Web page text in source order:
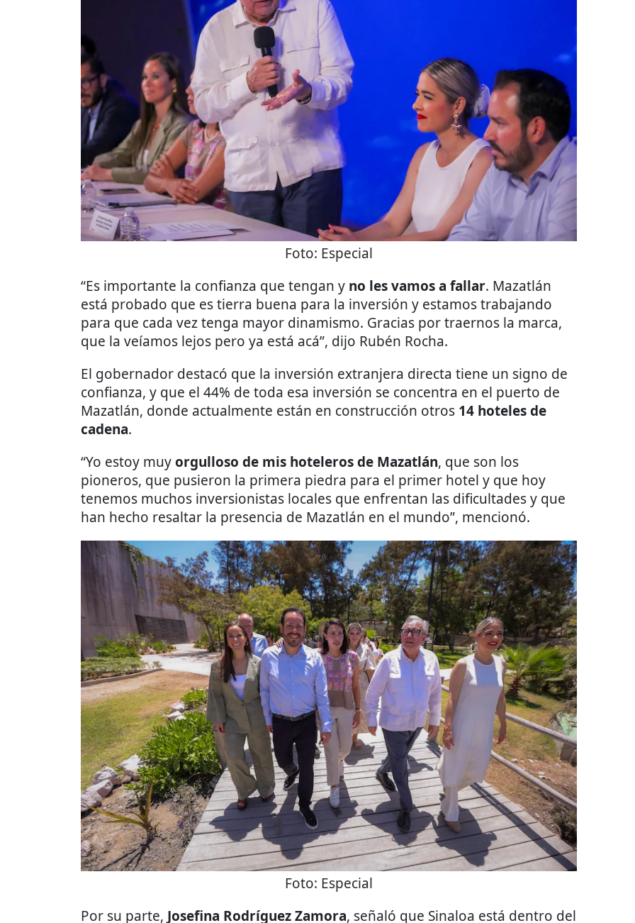
Foto: Especial
“Es importante la confianza que tengan y no les vamos a fallar. Mazatlán
está probado que es tierra buena para la inversión y estamos trabajando
para que cada vez tenga mayor dinamismo. Gracias por traernos la marca,
que la veíamos lejos pero ya está acá”, dijo Rubén Rocha.
El gobernador destacó que la inversión extranjera directa tiene un signo de
confianza, y que el 44% de toda esa inversión se concentra en el puerto de
Mazatlán, donde actualmente están en construcción otros 14 hoteles de
cadena.
“Yo estoy muyorgulloso de mis hoteleros de Mazatlán, que son los
pioneros, que pusieron la primera piedra para el primer hotel y que hoy
tenemos muchos inversionistas locales que enfrentan las dificultades y que
han hecho resaltar la presencia de Mazatlán en el mundo”, mencionó.
Foto: Especial
Por su parte, Josefina Rodríguez Zamora, señaló que Sinaloa está dentro del